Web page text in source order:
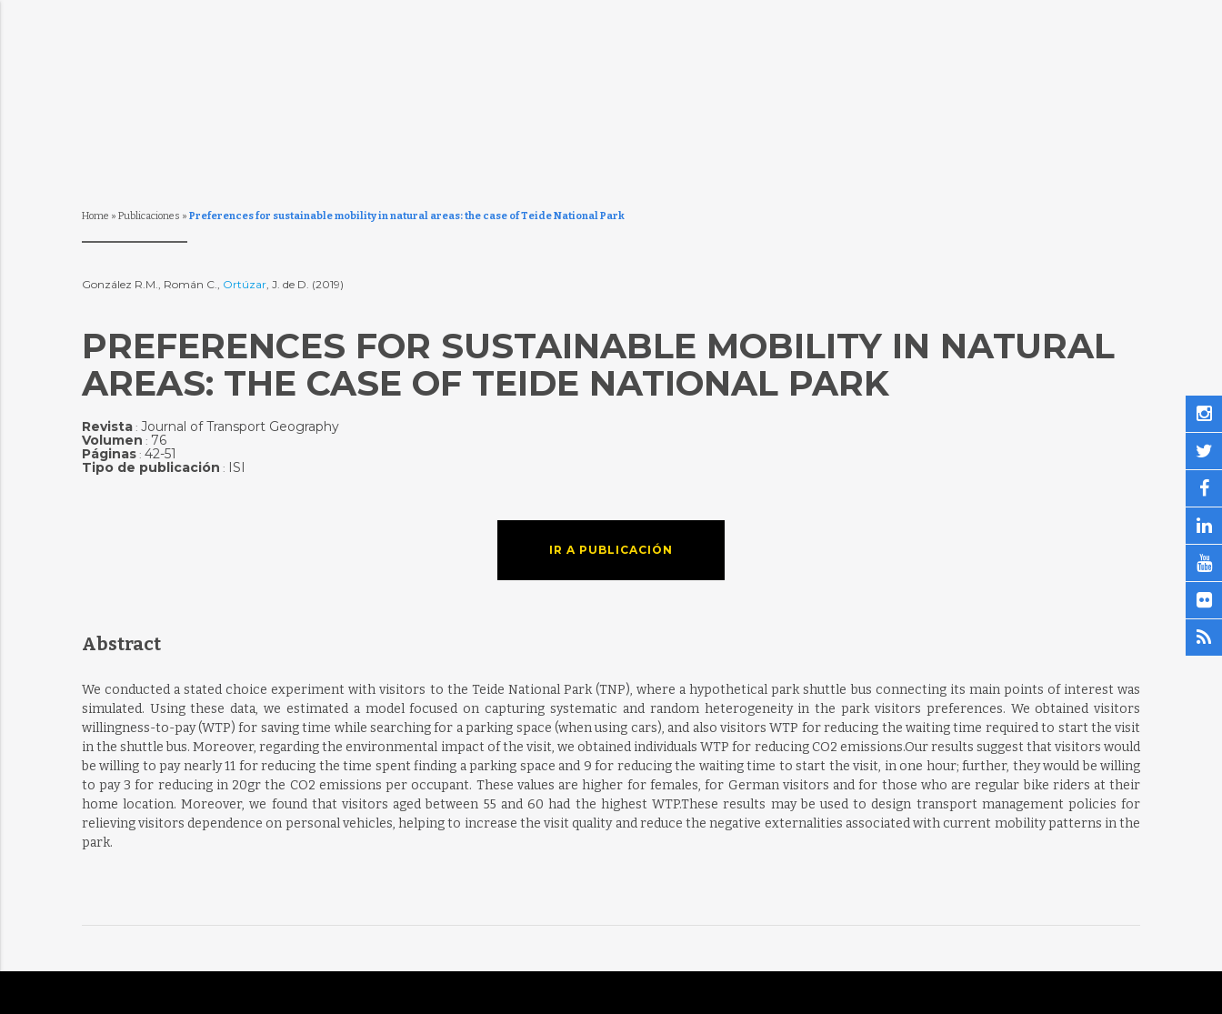
Home » Publicaciones » Preferences for sustainable mobility in natural areas: the case of Teide National Park
González R.M., Román C., Ortúzar, J. de D. (2019)
PREFERENCES FOR SUSTAINABLE MOBILITY IN NATURAL
AREAS: THE CASE OF TEIDE NATIONAL PARK
Revista: Journal of Transport Geography
Volumen : 76
Páginas: 42-51
Tipo de publicación : ISI
IR A PUBLICACIÓN
Abstract
We conducted a stated choice experiment with visitors to the Teide National Park (TNP), where a hypothetical park shuttle bus connecting its main points of interest was
simulated. Using these data, we estimated a model focused on capturing systematic and random heterogeneity in the park visitors preferences. We obtained visitors
willingness-to-pay (WTP) for saving time while searching for a parking space (when using cars), and also visitors WTP for reducing the waiting time required to start the visit
in the shuttle bus. Moreover, regarding the environmental impact of the visit, we obtained individuals WTP for reducing CO2 emissions.Our results suggest that visitors would
be willing to pay nearly 11 for reducing the time spent finding a parking space and 9 for reducing the waiting time to start the visit, in one hour; further, they would be willing
to pay 3 for reducing in 20gr the CO2 emissions per occupant. These values are higher for females, for German visitors and for those who are regular bike riders at their
home location. Moreover, we found that visitors aged between 55 and 60 had the highest WTP.These results may be used to design transport management policies for
relieving visitors dependence on personal vehicles, helping to increase the visit quality and reduce the negative externalities associated with current mobility patterns in the
park.